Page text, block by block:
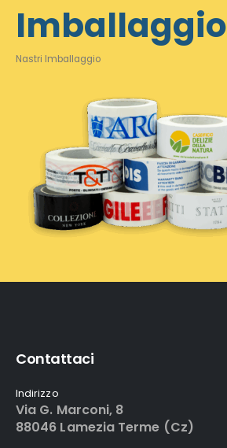
Imballaggio
Nastri Imballaggio
Contattaci
Indirizzo
Via G. Marconi, 8
88046 Lamezia Terme (Cz)